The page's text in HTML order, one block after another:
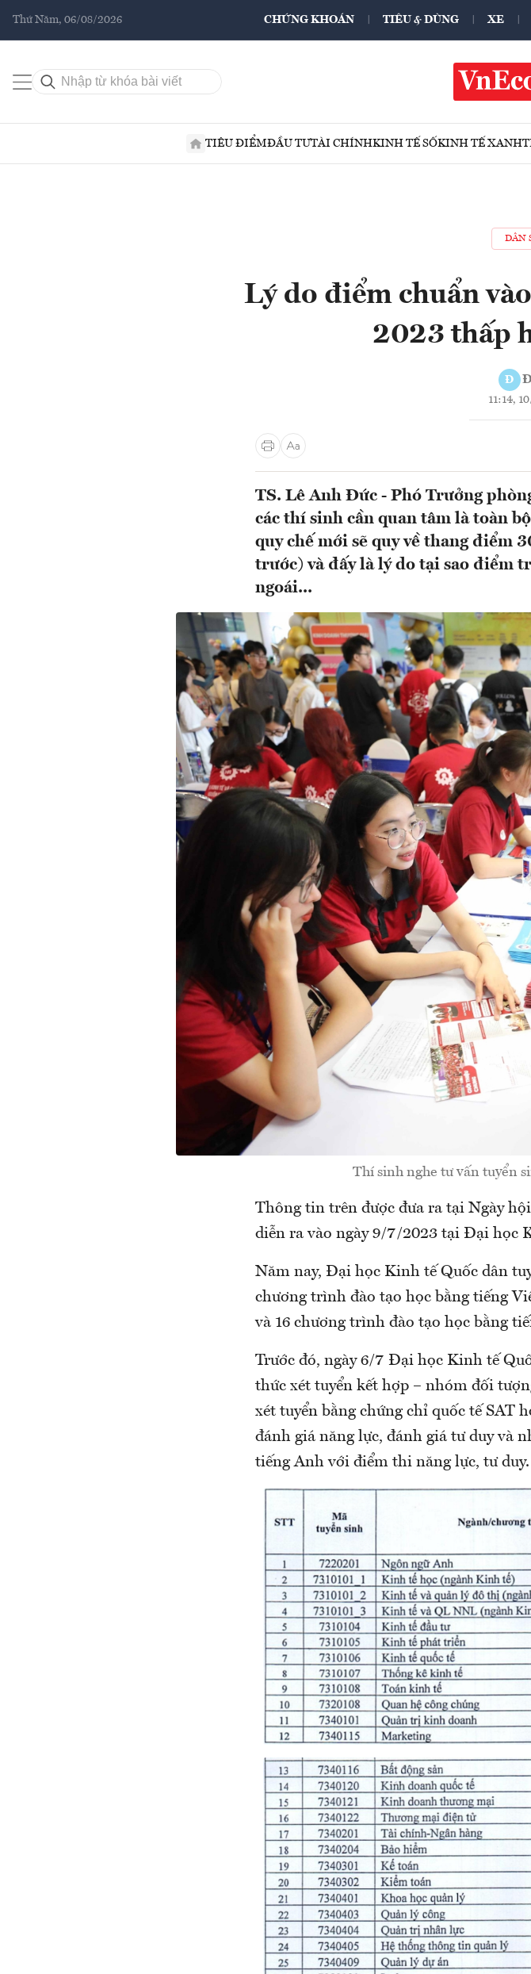
Thứ Năm, 06/08/2026 CHỨNG KHOÁN TIÊU & DÙNG XE
TIÊU ĐIỂMĐẦU TƯTÀI CHÍNHKINH TẾ SỐKINH TẾ XANH
DÂN
Lý do điểm chuẩn
2023 thấp
Đ
11:14,
TS. Lê Anh Đức - Phó Trưởng
các thí sinh cần quan tâm là toàn
quy chế mới sẽ quy về thang điểm
trước) và đấy là lý do tại sao điểm
ngoái...
Thí sinh nghe tư vấn tuyển
Thông tin trên được đưa ra tại Ngày
diễn ra vào ngày 9/7/2023 tại Đại học
Năm nay, Đại học Kinh tế Quốc dân
chương trình đào tạo học bằng tiếng
và 16 chương trình đào tạo học bằng
Trước đó, ngày 6/7 Đại học Kinh tế
thức xét tuyển kết hợp – nhóm đối
xét tuyển bằng chứng chỉ quốc tế SAT
đánh giá năng lực, đánh giá tư duy và
tiếng Anh với điểm thi năng lực, tư duy.